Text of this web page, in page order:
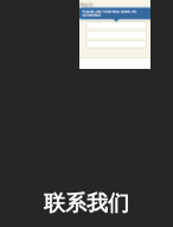
联系我们